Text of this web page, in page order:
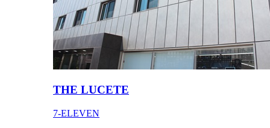
THE LUCETE
7-ELEVEN